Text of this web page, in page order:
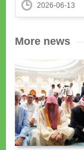
2026-06-13
More news